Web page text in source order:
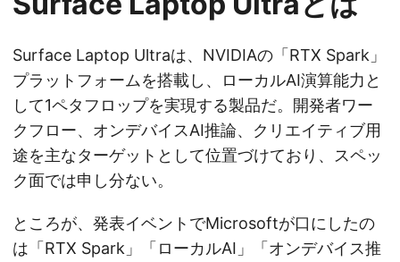
Surface Laptop Ultraは、NVIDIAの「RTX Spark」
プラットフォームを搭載し、ローカルAI演算能力と
して1ペタフロップを実現する製品だ。開発者ワー
クフロー、オンデバイスAI推論、クリエイティブ用
途を主なターゲットとして位置づけており、スペッ
ク面では申し分ない。
ところが、発表イベントでMicrosoftが口にしたの
は「RTX Spark」「ローカルAI」「オンデバイス推